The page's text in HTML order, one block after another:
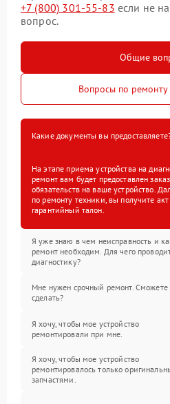
+7 (800) 301-55-83 если не
вопрос.
Общие
Вопросы по ремонту
Какие документы вы
На этапе приема устройства на
ремонт вам будет предоставлен
обязательств на ваше устройство.
по ремонту техники, вы получите
гарантийный талон.
Я уже знаю в чем неисправность и
ремонт необходим. Для чего
диагностику?
Мне нужен срочный ремонт. Сможете
сделать?
Я хочу, чтобы мое устройство
ремонтировали при мне.
Я хочу, чтобы мое устройство
ремонтировалось только
запчастями.